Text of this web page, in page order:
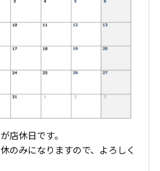
店休日です。
のみになりますので、よろしく